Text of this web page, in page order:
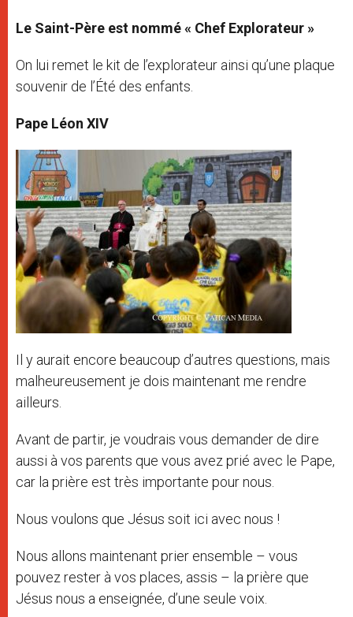
Le Saint-Père est nommé « Chef Explorateur »
On lui remet le kit de l’explorateur ainsi qu’une plaque
souvenir de l’Été des enfants.
Pape Léon XIV
Il y aurait encore beaucoup d’autres questions, mais
malheureusement je dois maintenant me rendre
ailleurs.
Avant de partir, je voudrais vous demander de dire
aussi à vos parents que vous avez prié avec le Pape,
car la prière est très importante pour nous.
Nous voulons que Jésus soit ici avec nous !
Nous allons maintenant prier ensemble – vous
pouvez rester à vos places, assis – la prière que
Jésus nous a enseignée, d’une seule voix.